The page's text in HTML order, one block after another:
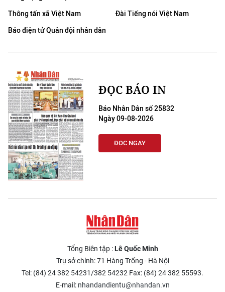
Thông tấn xã Việt Nam
Đài Tiếng nói Việt Nam
Báo điện tử Quân đội nhân dân
ĐỌC BÁO IN
Báo Nhân Dân số 25832
Ngày 09-08-2026
ĐỌC NGAY
Tổng Biên tập :Lê Quốc Minh
Trụ sở chính: 71 Hàng Trống - Hà Nội
Tel: (84) 24 382 54231/382 54232 Fax: (84) 24 382 55593.
E-mail: nhandandientu@nhandan.vn